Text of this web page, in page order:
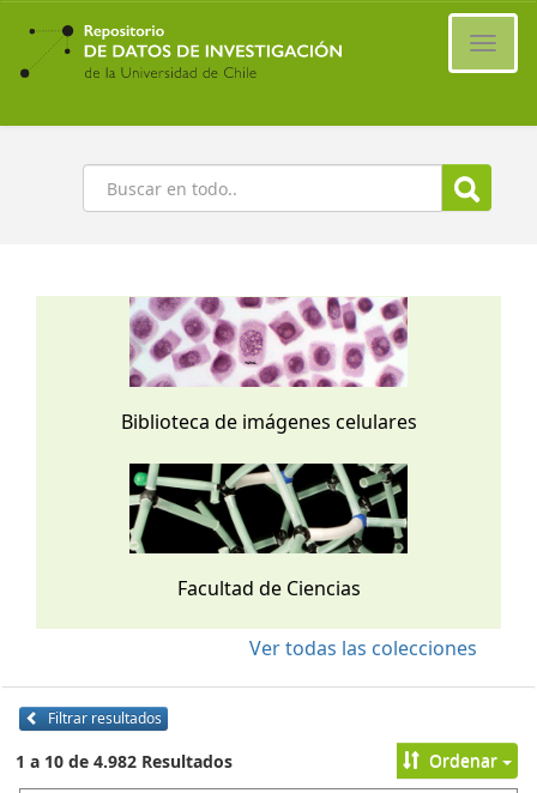
Ir
contenido
principal
Buscar
Biblioteca de imágenes celulares
Facultad de Ciencias
Ver todas las colecciones
Filtrar resultados
1 a 10 de 4.982 Resultados Ordenar